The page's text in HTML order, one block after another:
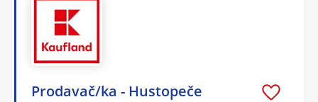
Prodavač/ka - Hustopeče